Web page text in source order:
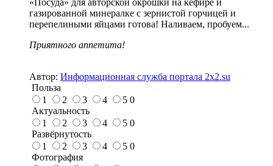
газированной минералке с зернистой горчицей и
перепелиными яйцами готова! Наливаем, пробуем...
Приятного аппетита!
Автор: Информационная служба портала 2x2.su
Польза
1
2 3 4 5 0
Актуальность
1
2 3 4 5 0
Развёрнутость
1
2 3 4 5 0
Фотография